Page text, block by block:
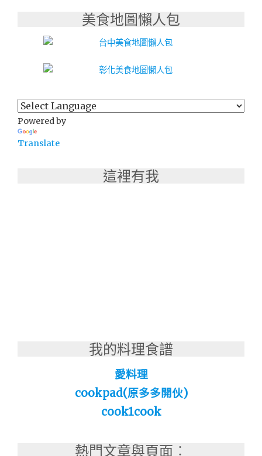
美食地圖懶人包
Powered by
Translate
這裡有我
我的料理食譜
愛料理
cookpad(原多多開伙)
cook1cook
熱門文章與頁面︰